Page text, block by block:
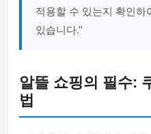
적용할 수 있는지 확인하
있습니다."
알뜰 쇼핑의 필수:
법